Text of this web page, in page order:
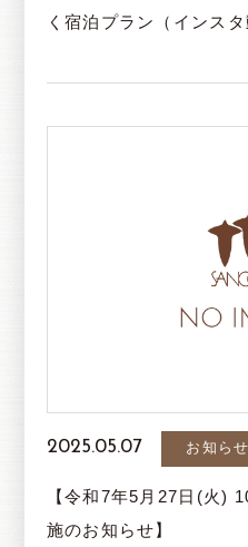
く宿泊プラン（インス
2025.05.07 お知らせ
【令和7年5月27日(火)
施のお知らせ】